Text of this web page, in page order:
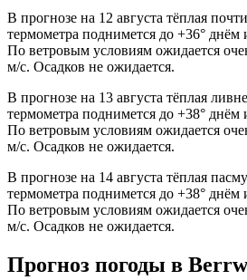
В прогнозе на 12 августа тёплая
термометра поднимется до +36° днём
По ветровым условиям ожидается
м/с. Осадков не ожидается.
В прогнозе на 13 августа тёплая
термометра поднимется до +38° днём
По ветровым условиям ожидается
м/с. Осадков не ожидается.
В прогнозе на 14 августа тёплая
термометра поднимется до +38° днём
По ветровым условиям ожидается
м/с. Осадков не ожидается.
Прогноз погоды в